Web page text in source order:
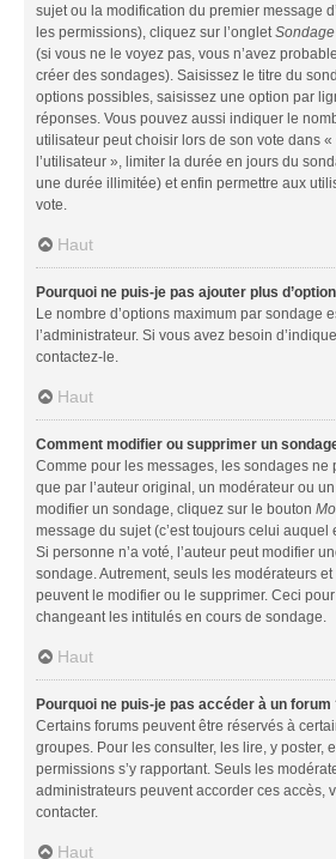
sujet ou la modification du premier message
les permissions), cliquez sur l’onglet Sondage
(si vous ne le voyez pas, vous n’avez
créer des sondages). Saisissez le titre du
options possibles, saisissez une option par
réponses. Vous pouvez aussi indiquer le
utilisateur peut choisir lors de son vote dans
l’utilisateur », limiter la durée en jours du
une durée illimitée) et enfin permettre aux
vote.
Haut
Pourquoi ne puis-je pas ajouter plus
Le nombre d’options maximum par sondage
l’administrateur. Si vous avez besoin
contactez-le.
Haut
Comment modifier ou supprimer un
Comme pour les messages, les sondages ne
que par l’auteur original, un modérateur ou
modifier un sondage, cliquez sur le bouton
message du sujet (c’est toujours celui auquel
Si personne n’a voté, l’auteur peut modifier
sondage. Autrement, seuls les modérateurs
peuvent le modifier ou le supprimer. Ceci
changeant les intitulés en cours de sondage.
Haut
Pourquoi ne puis-je pas accéder à un forum
Certains forums peuvent être réservés à
groupes. Pour les consulter, les lire, y poster,
permissions s’y rapportant. Seuls les
administrateurs peuvent accorder ces accès,
contacter.
Haut